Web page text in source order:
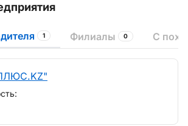
1 Филиалы 0 С